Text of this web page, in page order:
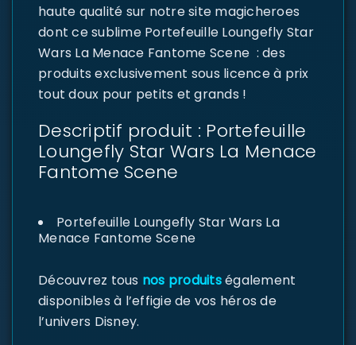
haute qualité sur notre site magicheroes
dont ce sublime Portefeuille Loungefly Star
Wars La Menace Fantome Scene : des
produits exclusivement sous licence à prix
tout doux pour petits et grands !
Descriptif produit : Portefeuille
Loungefly Star Wars La Menace
Fantome Scene
Portefeuille Loungefly Star Wars La
Menace Fantome Scene
Découvrez tous nos produitségalement
disponibles à l’effigie de vos héros de
l’univers Disney.